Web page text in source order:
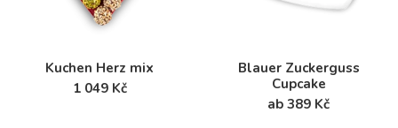
Kuchen Herz mix
1 049 Kč
Blauer Zuckerguss
Cupcake
ab 389 Kč